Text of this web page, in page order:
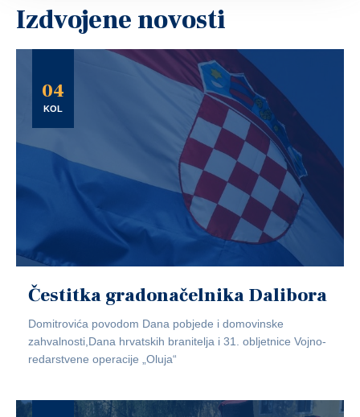
Izdvojene novosti
04
KOL
Čestitka gradonačelnika Dalibora
Domitrovića povodom Dana pobjede i domovinske
zahvalnosti,Dana hrvatskih branitelja i 31. obljetnice Vojno-
redarstvene operacije „Oluja“